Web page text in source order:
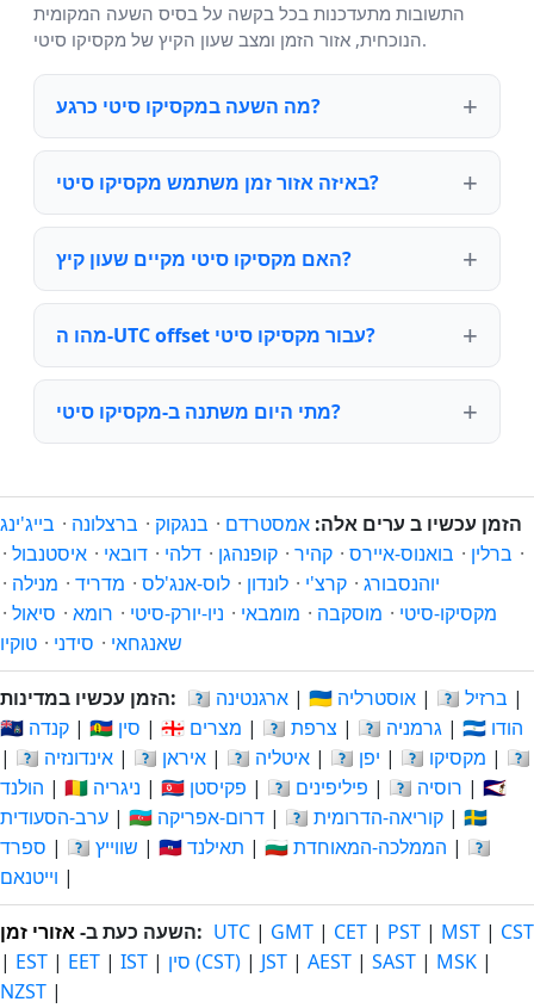
התשובות מתעדכנות בכל בקשה על בסיס השעה המקומית
הנוכחית, אזור הזמן ומצב שעון הקיץ של מקסיקו סיטי.
מה השעה במקסיקו סיטי כרגע?
באיזה אזור זמן משתמש מקסיקו סיטי?
האם מקסיקו סיטי מקיים שעון קיץ?
מהו ה-UTC offset עבור מקסיקו סיטי?
מתי היום משתנה ב-מקסיקו סיטי?
הזמן עכשיו ב ערים אלה: אמסטרדם · בנגקוק · ברצלונה · בייג'ינג
· ברלין · בואנוס-איירס · קהיר · קופנהגן · דלהי · דובאי · איסטנבול ·
יוהנסבורג · קרצ'י · לונדון · לוס-אנג'לס · מדריד · מנילה ·
מקסיקו-סיטי · מוסקבה · מומבאי · ניו-יורק-סיטי · רומא · סיאול ·
שאנגחאי · סידני · טוקיו
הזמן עכשיו במדינות: 🇦🇷 ארגנטינה | 🇦🇺 אוסטרליה | 🇧🇷 ברזיל |
🇨🇦 קנדה | 🇨🇳 סין | 🇪🇬 מצרים | 🇫🇷 צרפת | 🇩🇪 גרמניה |
🇮🇳 הודו
|
🇮🇩 אינדונזיה | 🇮🇷 איראן | 🇮🇹 איטליה | 🇯🇵 יפן | 🇲🇽 מקסיקו | 🇳🇱
הולנד | 🇳🇬 ניגריה | 🇵🇰 פקיסטן | 🇵🇭 פיליפינים | 🇷🇺 רוסיה | 🇸🇦
ערב-הסעודית | 🇿🇦 דרום-אפריקה | 🇰🇷 קוריאה-הדרומית | 🇪🇸
ספרד | 🇨🇭 שווייץ | 🇹🇭 תאילנד | 🇬🇧 הממלכה-המאוחדת | 🇻🇳
וייטנאם |
השעה כעת ב-אזורי זמן : UTC | GMT | CET | PST | MST | CST
| EST | EET | IST | סין (CST) | JST | AEST | SAST | MSK |
NZST |